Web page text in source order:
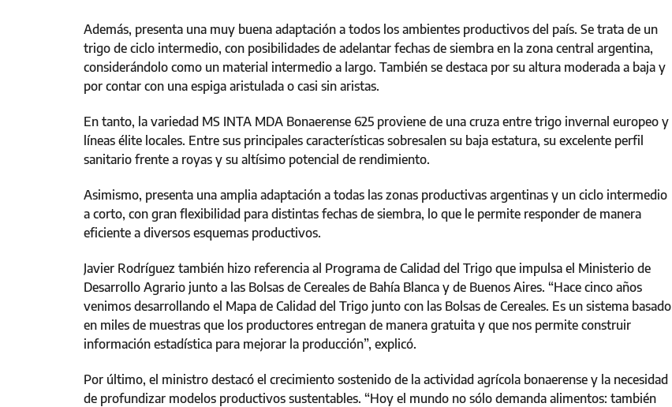
Además, presenta una muy buena adaptación a todos los ambientes productivos del país. Se trata de un
trigo de ciclo intermedio, con posibilidades de adelantar fechas de siembra en la zona central argentina,
considerándolo como un material intermedio a largo. También se destaca por su altura moderada a baja y
por contar con una espiga aristulada o casi sin aristas.
En tanto, la variedad MS INTA MDA Bonaerense 625 proviene de una cruza entre trigo invernal europeo y
líneas élite locales. Entre sus principales características sobresalen su baja estatura, su excelente perfil
sanitario frente a royas y su altísimo potencial de rendimiento.
Asimismo, presenta una amplia adaptación a todas las zonas productivas argentinas y un ciclo intermedio
a corto, con gran flexibilidad para distintas fechas de siembra, lo que le permite responder de manera
eficiente a diversos esquemas productivos.
Javier Rodríguez también hizo referencia al Programa de Calidad del Trigo que impulsa el Ministerio de
Desarrollo Agrario junto a las Bolsas de Cereales de Bahía Blanca y de Buenos Aires. “Hace cinco años
venimos desarrollando el Mapa de Calidad del Trigo junto con las Bolsas de Cereales. Es un sistema basado
en miles de muestras que los productores entregan de manera gratuita y que nos permite construir
información estadística para mejorar la producción”, explicó.
Por último, el ministro destacó el crecimiento sostenido de la actividad agrícola bonaerense y la necesidad
de profundizar modelos productivos sustentables. “Hoy el mundo no sólo demanda alimentos: también